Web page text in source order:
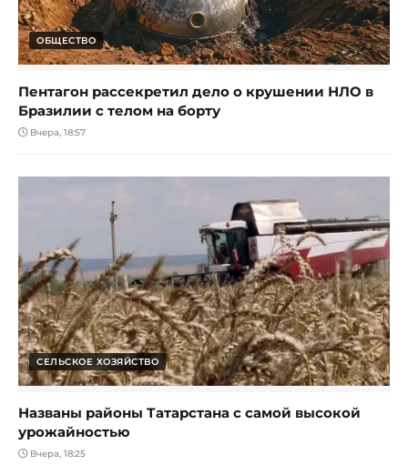
ОБЩЕСТВО
Пентагон рассекретил дело о крушении НЛО в
Бразилии с телом на борту
Вчера, 18:57
СЕЛЬСКОЕ ХОЗЯЙСТВО
Названы районы Татарстана с самой высокой
урожайностью
Вчера, 18:25